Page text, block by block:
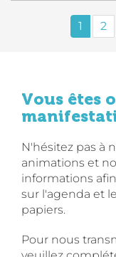
1 2
Vous êtes
N'hésitez pas à
animations et
informations
sur l'agenda et
papiers.
Pour nous